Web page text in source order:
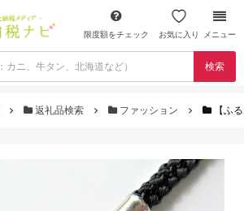
限度額をチェック お気に入り メニュー
検索
返礼品検索 ファッション 【ふ